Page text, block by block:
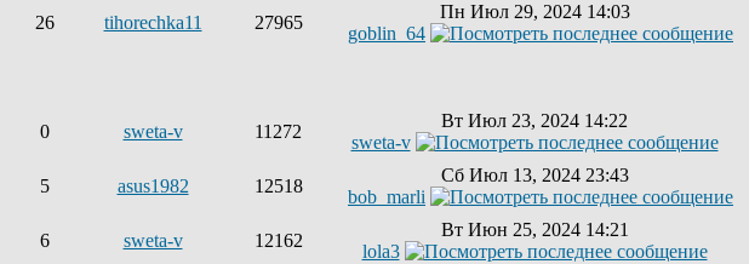
26 tihorechka11 27965
Пн Июл 29, 2024 14:03
goblin_64
0 sweta-v 11272
Вт Июл 23, 2024 14:22
sweta-v
5 asus1982 12518
Сб Июл 13, 2024 23:43
bob_marli
6 sweta-v 12162
Вт Июн 25, 2024 14:21
lola3